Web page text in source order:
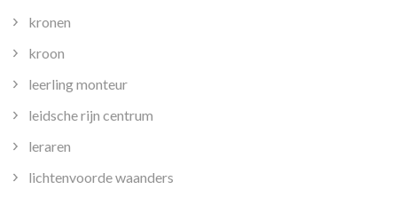
kronen
kroon
leerling monteur
leidsche rijn centrum
leraren
lichtenvoorde waanders